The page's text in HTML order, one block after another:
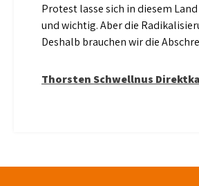
Protest lasse sich in diesem
und wichtig. Aber die
Deshalb brauchen wir die
Thorsten Schwellnus